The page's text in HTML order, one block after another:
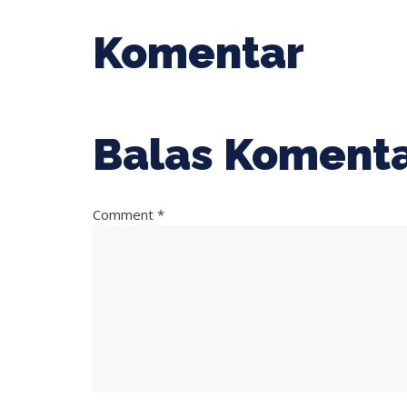
Komentar
Balas
Comment *